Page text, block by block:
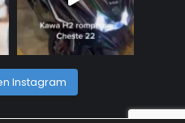
Instagram